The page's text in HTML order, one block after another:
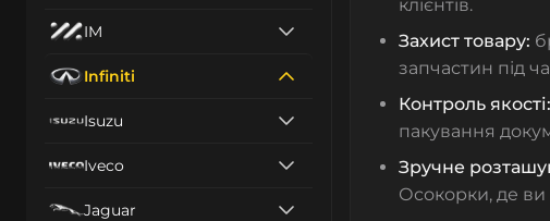
IM
Infiniti
Isuzu
Iveco
Jaguar
клієнтів.
Захист товару:
запчастин під
Контроль якості:
пакування
Зручне
Осокорки, де ви